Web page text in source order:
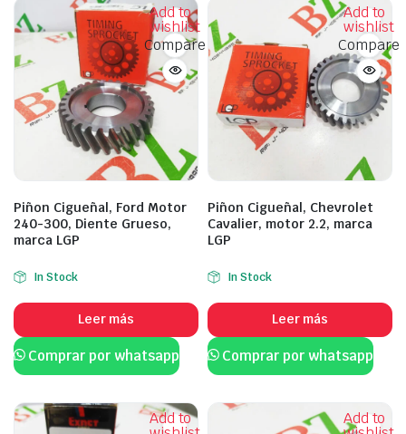
Add to
wishlist
Compare
Piñon Cigueñal, Ford Motor
240-300, Diente Grueso,
marca LGP
In Stock
Leer más
Comprar por whatsapp
Add to
wishlist
Compare
Piñon Cigueñal, Chevrolet
Cavalier, motor 2.2, marca
LGP
In Stock
Leer más
Comprar por whatsapp
Add to Add to